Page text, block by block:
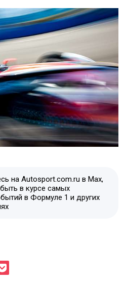
на Autosport.com.ru в Max,
в курсе самых
в Формуле 1 и других